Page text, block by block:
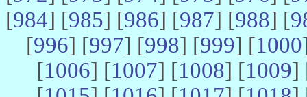
[984] [985] [986] [987] [988] [
[996] [997] [998] [999] [1000
[1006] [1007] [1008] [1009]